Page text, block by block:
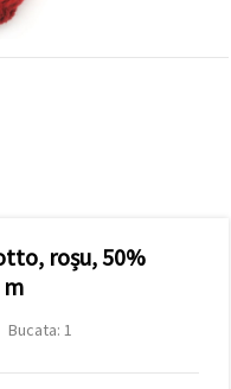
roșu, 50%
m
Bucata: 1